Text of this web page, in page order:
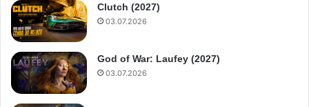
Clutch (2027)
03.07.2026
God of War: Laufey (2027)
03.07.2026